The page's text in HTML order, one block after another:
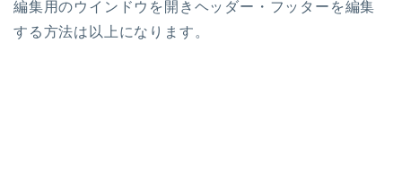
編集用のウインドウを開きヘッダー・フッターを編集
する方法は以上になります。